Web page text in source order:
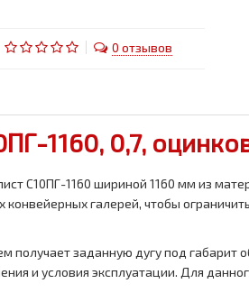
0 отзывов
1160, 0,7,
С10ПГ-1160 шириной 1160 мм из
галерей, чтобы
получает заданную дугу под габарит
и условия эксплуатации. Для